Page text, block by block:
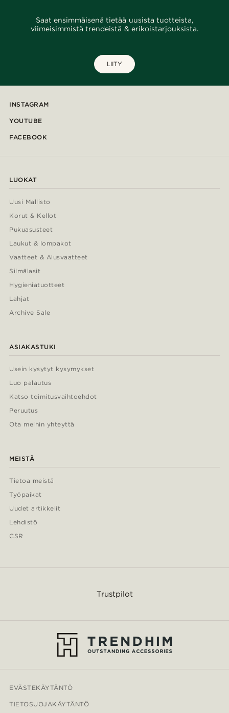
Saat ensimmäisenä tietää uusista tuotteista,
viimeisimmistä trendeistä & erikoistarjouksista.
LIITY
INSTAGRAM
YOUTUBE
FACEBOOK
LUOKAT
Uusi Mallisto
Korut & Kellot
Pukuasusteet
Laukut & lompakot
Vaatteet & Alusvaatteet
Silmälasit
Hygieniatuotteet
Lahjat
Archive Sale
ASIAKASTUKI
Usein kysytyt kysymykset
Luo palautus
Katso toimitusvaihtoehdot
Peruutus
Ota meihin yhteyttä
MEISTÄ
Tietoa meistä
Työpaikat
Uudet artikkelit
Lehdistö
CSR
Trustpilot
EVÄSTEKÄYTÄNTÖ
TIETOSUOJAKÄYTÄNTÖ